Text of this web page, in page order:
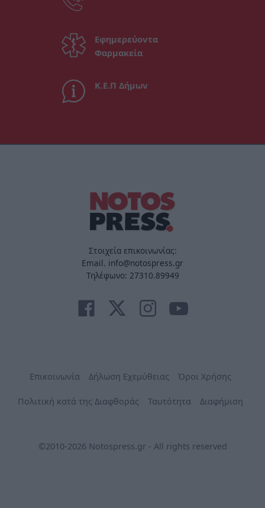
Εφημερεύοντα
Φαρμακεία
Κ.Ε.Π Δήμων
Στοιχεία επικοινωνίας:
Email. info@notospress.gr
Τηλέφωνο: 27310.89949
Επικοινωνία Δήλωση Εχεμύθειας Όροι Χρήσης
Πολιτική κατά της Διαφθοράς Ταυτότητα Διαφήμιση
©2010-2026 Notospress.gr - All rights reserved